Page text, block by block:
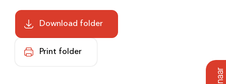
Download folder
Print folder